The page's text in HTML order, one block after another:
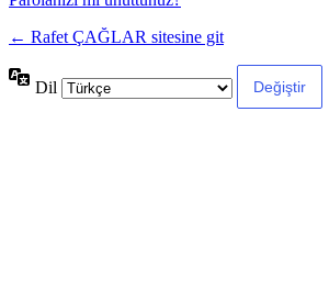
← Rafet ÇAĞLAR sitesine git
Dil